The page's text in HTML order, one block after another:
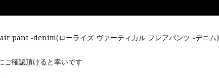
pant -denim(ローライズ ヴァーティカル フレアパンツ -デニム)
ご確認頂けると幸いです